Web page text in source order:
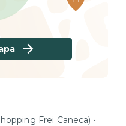
Frei Caneca) •